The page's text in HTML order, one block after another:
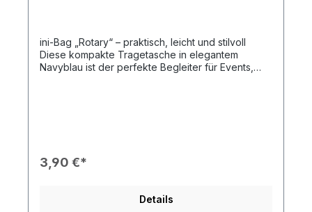
ini-Bag „Rotary“ – praktisch, leicht und stilvoll
Diese kompakte Tragetasche in elegantem
Navyblau ist der perfekte Begleiter für Events,
schlicht und edel Pflegeleicht &
Mitglieder oder als Werbeartikel – die Mini-Bag
überzeugt durch Funktionalität und Stil.
3,90 €*
Details